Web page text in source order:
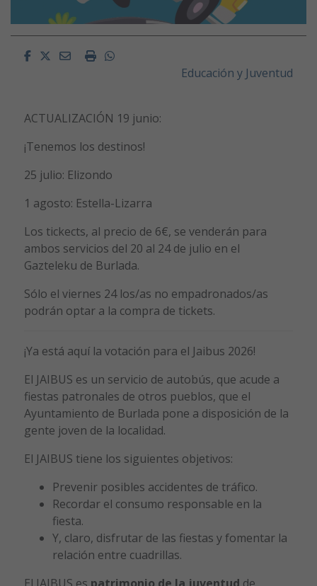
FacebookTwitterEmailImprimirWhatsapp
Educación y Juventud
ACTUALIZACIÓN 19 junio:
¡Tenemos los destinos!
25 julio: Elizondo
1 agosto: Estella-Lizarra
Los tickects, al precio de 6€, se venderán para
ambos servicios del 20 al 24 de julio en el
Gazteleku de Burlada.
Sólo el viernes 24 los/as no empadronados/as
podrán optar a la compra de tickets.
¡Ya está aquí la votación para el Jaibus 2026!
El JAIBUS es un servicio de autobús, que acude a
fiestas patronales de otros pueblos, que el
Ayuntamiento de Burlada pone a disposición de la
gente joven de la localidad.
El JAIBUS tiene los siguientes objetivos:
Prevenir posibles accidentes de tráfico.
Recordar el consumo responsable en la
fiesta.
Y, claro, disfrutar de las fiestas y fomentar la
relación entre cuadrillas.